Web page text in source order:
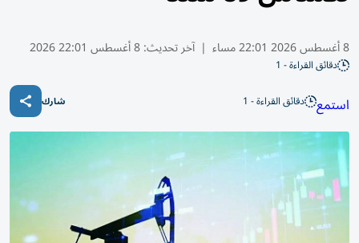
8 أغسطس 2026 22:01 مساء | آخر تحديث:8 أغسطس 22:01 2026
دقائق القراءة - 1
استمع دقائق القراءة - 1 شارك